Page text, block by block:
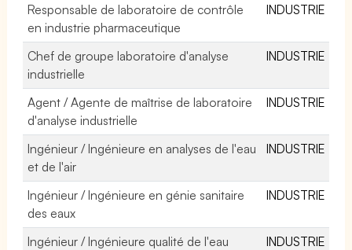
Responsable de laboratoire de contrôle
en industrie pharmaceutique
INDUSTRIE
Chef de groupe laboratoire d'analyse
industrielle
INDUSTRIE
Agent / Agente de maîtrise de laboratoire
d'analyse industrielle
INDUSTRIE
Ingénieur / Ingénieure en analyses de l'eau
et de l'air
INDUSTRIE
Ingénieur / Ingénieure en génie sanitaire
des eaux
INDUSTRIE
Ingénieur / Ingénieure qualité de l'eau
INDUSTRIE